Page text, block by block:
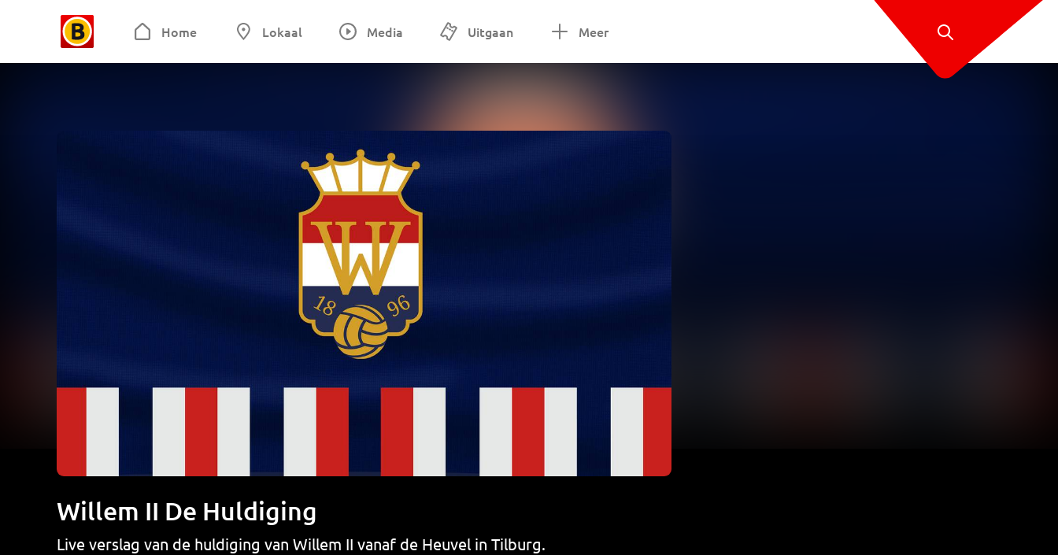
Home Lokaal Media Uitgaan Meer
Willem II De Huldiging
Live verslag van de huldiging van Willem II vanaf de Heuvel in Tilburg.